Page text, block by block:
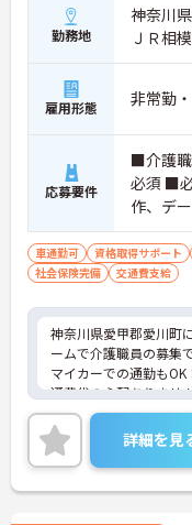
勤務地
神奈川
ＪＲ相
雇用形態 非常勤
応募要件
■介護
必須 ■
作、デ
車通勤可 資格取得サポート
社会保険完備
交通費支給
神奈川県愛甲郡愛川町
ームで介護職員の募集
マイカーでの通勤も
通費代の心配ありませ
入社後、社内導入研修
っかりとしたフォロー
てスタートできます。
こちらの求人にご興味
ントもお伝えしますの
詳細を見